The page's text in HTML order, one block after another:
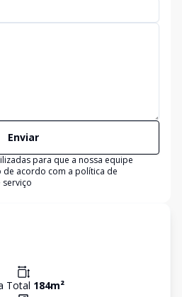
Enviar
para que a nossa equipe
de acordo com a política de
Total 184m²